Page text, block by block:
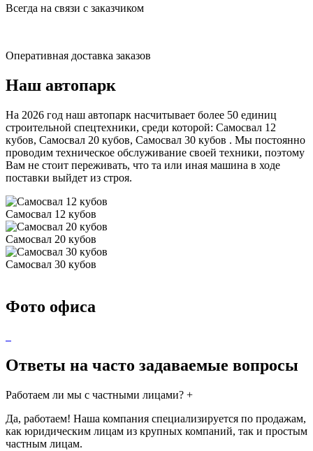
Всегда на связи с заказчиком
Оперативная доставка заказов
Наш автопарк
На 2026 год наш автопарк насчитывает более 50 единиц
строительной спецтехники, среди которой: Самосвал 12
кубов, Самосвал 20 кубов, Самосвал 30 кубов . Мы постоянно
проводим техническое обслуживание своей техники, поэтому
Вам не стоит переживать, что та или иная машина в ходе
поставки выйдет из строя.
Самосвал 12 кубов
Самосвал 20 кубов
Самосвал 30 кубов
Фото офиса
Ответы на часто задаваемые вопросы
Работаем ли мы с частными лицами? +
Да, работаем! Наша компания специализируется по продажам,
как юридическим лицам из крупных компаний, так и простым
частным лицам.